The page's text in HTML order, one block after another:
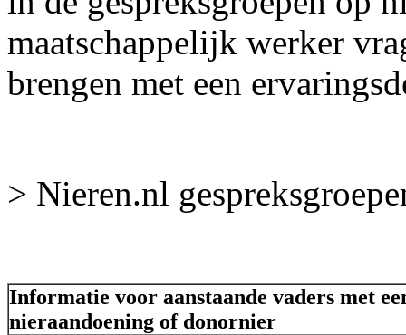
maatschappelijk werker
brengen met een
> Nieren.nl
Informatie voor aanstaande vaders met
nieraandoening of donornier